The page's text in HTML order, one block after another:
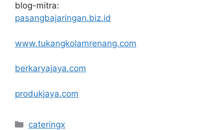
blog-mitra:
pasangbajaringan.biz.id
www.tukangkolamrenang.com
berkaryajaya.com
produkjaya.com
Categories
cateringx